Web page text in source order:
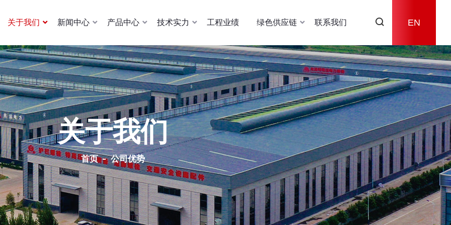
关于我们 新闻中心 产品中心 技术实力 工程业绩 绿色供应链 联系我们  EN
关于我们
首页 公司优势